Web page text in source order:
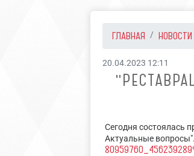
ГЛАВНАЯ НОВОСТИ
20.04.2023 12:11
Сегодня состоялась
Актуальные